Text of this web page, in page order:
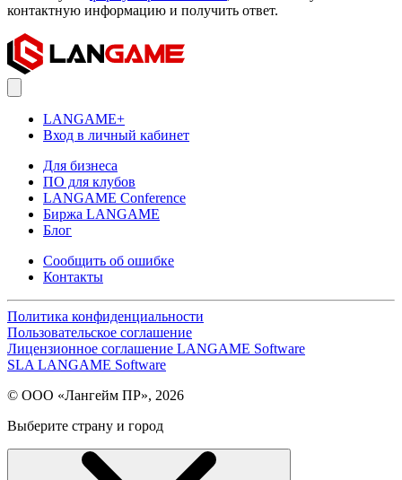
контактную информацию и получить ответ.
LANGAME+
Вход в личный кабинет
Для бизнеса
ПО для клубов
LANGAME Conference
Биржа LANGAME
Блог
Сообщить об ошибке
Контакты
Политика конфиденциальности
Пользовательское соглашение
Лицензионное соглашение LANGAME Software
SLA LANGAME Software
© ООО «Лангейм ПР», 2026
Выберите страну и город